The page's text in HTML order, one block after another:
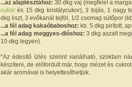
...az alaptésztához: 30 dkg vaj (megfelel a
cukorés 15 dkg kristálycukor), 3 tojás, 1 nagy
dkg liszt, 3 evőkanál tejföl, 1/2 csomag sütőpor
...a fél adag kakaóbaboshoz: kb. 5 dkg pirított,
...a fél adag meggyes-dióshoz: 3 dkg aszalt
10 dkg legyen).
*Az édesítő ízlés szerint variálható, szoktam
készíteni, de előfordult már, hogy mézet és
akár aromával is helyettesíthetjük.